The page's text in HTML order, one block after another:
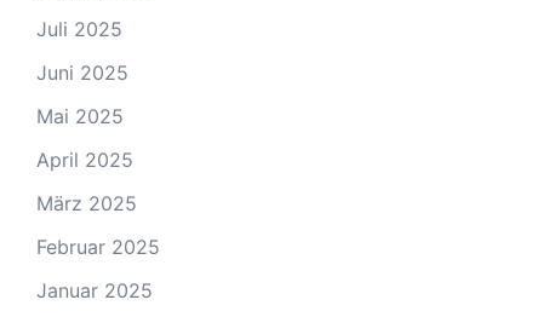
Juli 2025
Juni 2025
Mai 2025
April 2025
März 2025
Februar 2025
Januar 2025